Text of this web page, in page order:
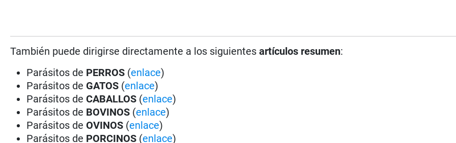
También puede dirigirse directamente a los siguientesartículos resumen:
Parásitos de PERROS (enlace)
Parásitos de GATOS (enlace)
Parásitos deCABALLOS (enlace)
Parásitos de BOVINOS (enlace)
Parásitos deOVINOS (enlace)
Parásitos de PORCINOS (enlace)